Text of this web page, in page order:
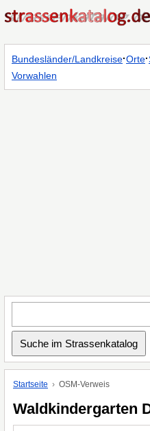
Bundesländer/Landkreise·Orte·
Vorwahlen
Startseite OSM-Verweis
Waldkindergarten